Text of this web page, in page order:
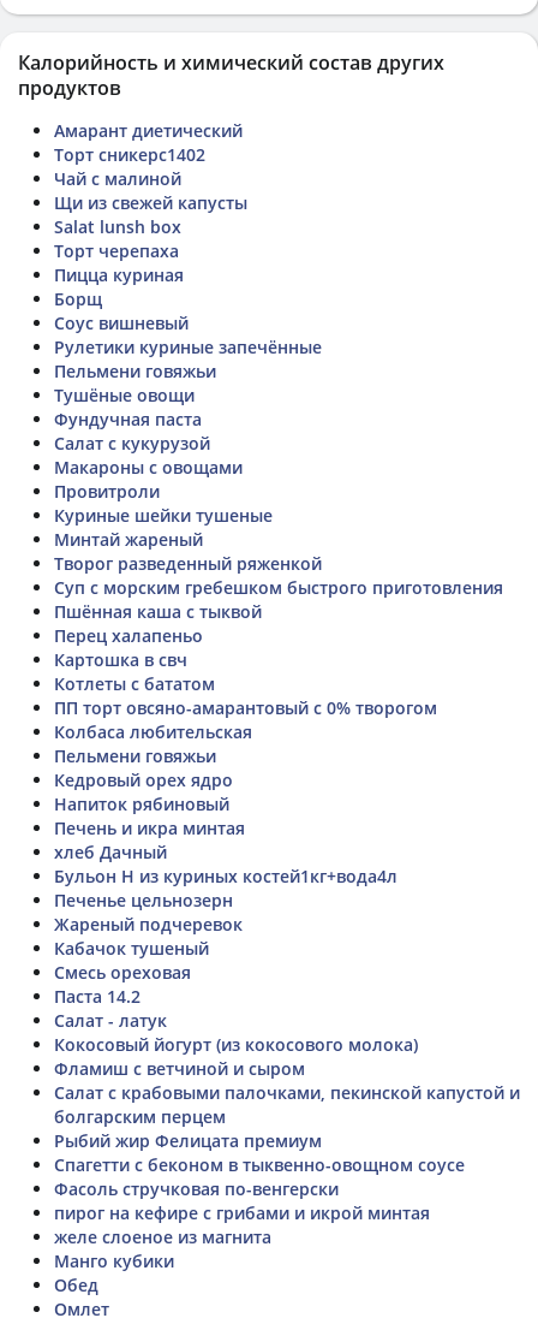
Калорийность и химический состав других
продуктов
Амарант диетический
Торт сникерс1402
Чай с малиной
Щи из свежей капусты
Salat lunsh box
Торт черепаха
Пицца куриная
Борщ
Соус вишневый
Рулетики куриные запечённые
Пельмени говяжьи
Тушёные овощи
Фундучная паста
Салат с кукурузой
Макароны с овощами
Провитроли
Куриные шейки тушеные
Минтай жареный
Творог разведенный ряженкой
Суп с морским гребешком быстрого приготовления
Пшённая каша с тыквой
Перец халапеньо
Картошка в свч
Котлеты с бататом
ПП торт овсяно-амарантовый с 0% творогом
Колбаса любительская
Пельмени говяжьи
Кедровый орех ядро
Напиток рябиновый
Печень и икра минтая
хлеб Дачный
Бульон Н из куриных костей1кг+вода4л
Печенье цельнозерн
Жареный подчеревок
Кабачок тушеный
Смесь ореховая
Паста 14.2
Салат - латук
Кокосовый йогурт (из кокосового молока)
Фламиш с ветчиной и сыром
Салат с крабовыми палочками, пекинской капустой и
болгарским перцем
Рыбий жир Фелицата премиум
Спагетти с беконом в тыквенно-овощном соусе
Фасоль стручковая по-венгерски
пирог на кефире с грибами и икрой минтая
желе слоеное из магнита
Манго кубики
Обед
Омлет